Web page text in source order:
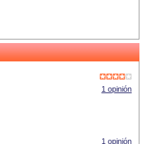
1 opinión
1 opinión